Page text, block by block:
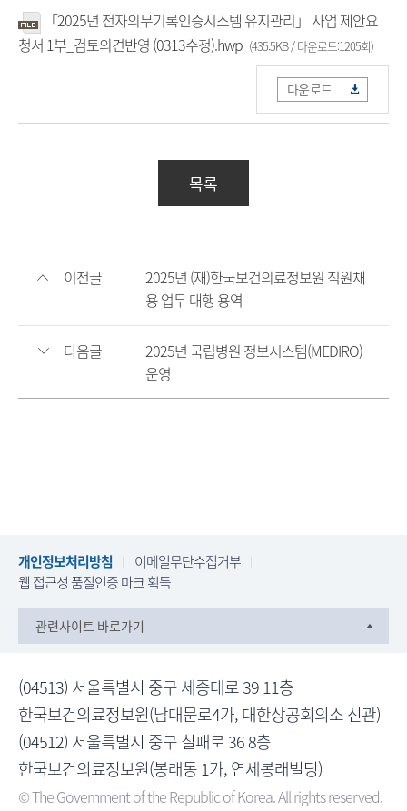
「2025년 전자의무기록인증시스템 유지관리」 사업 제안요
청서 1부_검토의견반영 (0313수정).hwp (435.5KB / 다운로드:1205회)
다운로드
목록
이전글
2025년 (재)한국보건의료정보원 직원채
용 업무 대행 용역
다음글
2025년 국립병원 정보시스템(MEDIRO)
운영
개인정보처리방침
이메일무단수집거부
웹 접근성 품질인증 마크 획득
관련사이트 바로가기
(04513) 서울특별시 중구 세종대로 39 11층
한국보건의료정보원(남대문로4가, 대한상공회의소 신관)
(04512) 서울특별시 중구 칠패로 36 8층
한국보건의료정보원(봉래동 1가, 연세봉래빌딩)
© The Government of the Republic of Korea. All rights reserved.